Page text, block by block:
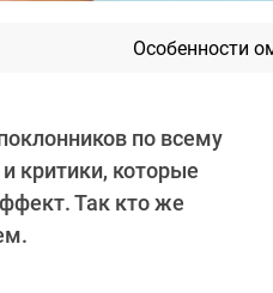
Особенности
по всему
критики, которые
Так кто же